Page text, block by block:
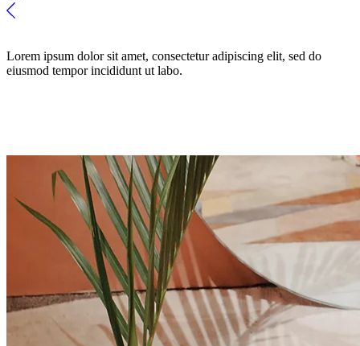
Lorem ipsum dolor sit amet, consectetur adipiscing elit, sed do
eiusmod tempor incididunt ut labo.